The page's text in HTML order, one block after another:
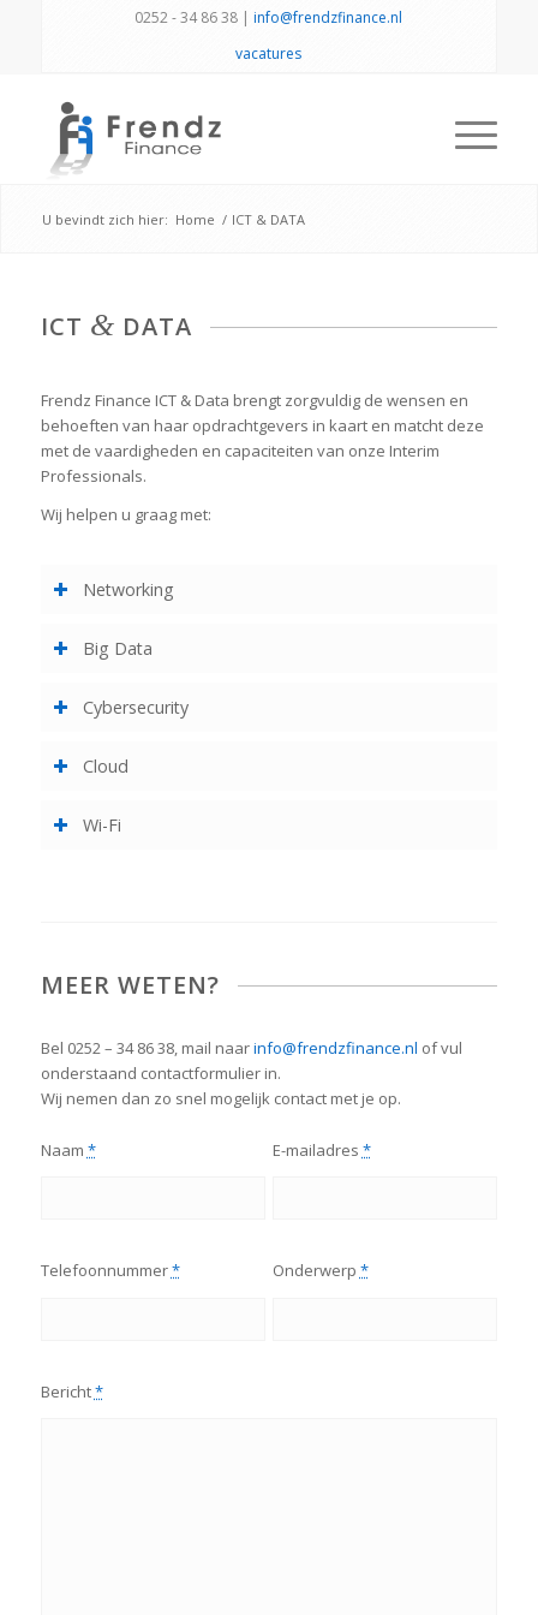
0252 - 34 86 38 |info@frendzfinance.nl
vacatures
U bevindt zich hier: Home / ICT & DATA
ICT & DATA
Frendz Finance ICT & Data brengt zorgvuldig de wensen en
behoeften van haar opdrachtgevers in kaart en matcht deze
met de vaardigheden en capaciteiten van onze Interim
Professionals.
Wij helpen u graag met:
Networking
Big Data
Cybersecurity
Cloud
Wi-Fi
MEER WETEN?
Bel 0252 – 34 86 38, mail naarinfo@frendzfinance.nl of vul
onderstaand contactformulier in.
Wij nemen dan zo snel mogelijk contact met je op.
Naam * E-mailadres *
Telefoonnummer* Onderwerp *
Bericht*